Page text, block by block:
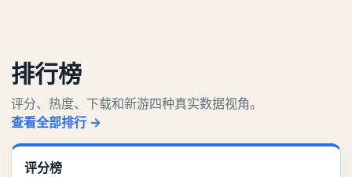
排行榜
评分、热度、下载和新游四种真实数据视角。
查看全部排行 →
评分榜